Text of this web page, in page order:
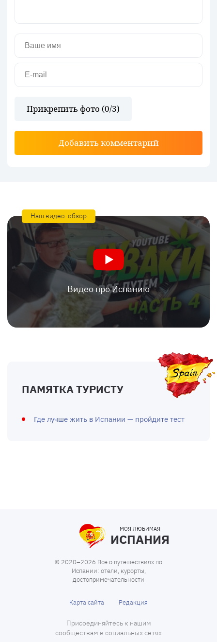
Прикрепить фото (0/3)
Добавить комментарий
Наш видео-обзор
Видео про Испанию
ПАМЯТКА ТУРИСТУ
Где лучше жить в Испании — пройдите тест
МОЯ ЛЮБИМАЯ
ИСПАНИЯ
© 2020–2026 Все о путешествиях по
Испании: отели, курорты,
достопримечательности
Карта сайта Редакция
Присоединяйтесь к нашим
сообществам в социальных сетях